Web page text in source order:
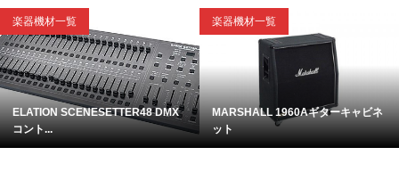
楽器機材一覧
ELATION SCENESETTER48 DMX
コント...
楽器機材一覧
MARSHALL 1960Aギターキャビネ
ット